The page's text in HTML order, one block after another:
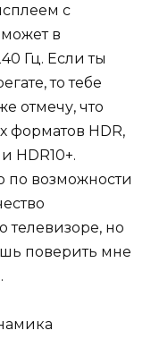
с
в
Гц. Если ты
то тебе
отмечу, что
форматов HDR,
HDR10+.
по возможности
телевизоре, но
поверить мне